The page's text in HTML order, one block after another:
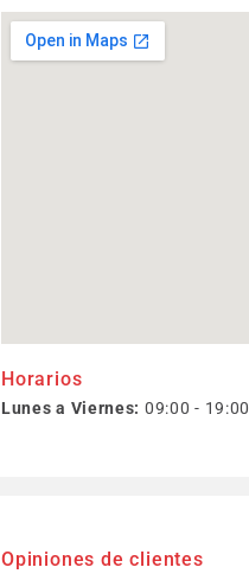
Horarios
Lunes a Viernes: 09:00 - 19:00
Opiniones de clientes